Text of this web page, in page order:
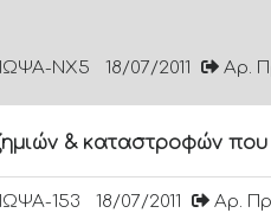
ΝΧ5 18/07/2011 Αρ.
& καταστροφών
153 18/07/2011 Αρ.